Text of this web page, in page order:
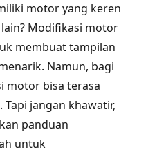
motor yang keren
Modifikasi motor
membuat tampilan
Namun, bagi
motor bisa terasa
jangan khawatir,
panduan
untuk